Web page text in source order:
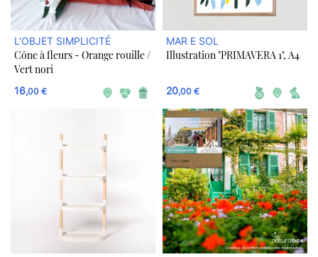
L'OBJET SIMPLICITÉ
Cône à fleurs - Orange rouille /
Vert nori
16,00 €
MAR E SOL
Illustration "PRIMAVERA 1", A4
20,00 €